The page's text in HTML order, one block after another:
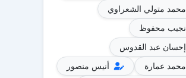
محمد متولي الشعراوي
نجيب محفوظ
إحسان عبد القدوس
محمد عمارة
أنيس منصور